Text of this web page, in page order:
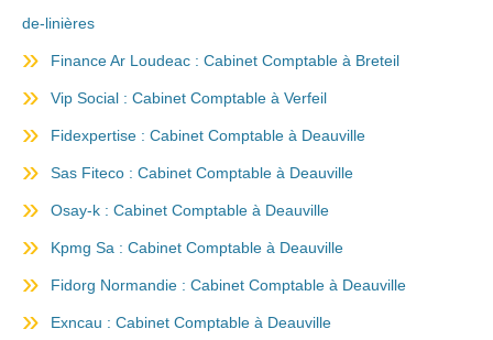
de-linières
Finance Ar Loudeac : Cabinet Comptable à Breteil
Vip Social : Cabinet Comptable à Verfeil
Fidexpertise : Cabinet Comptable à Deauville
Sas Fiteco : Cabinet Comptable à Deauville
Osay-k : Cabinet Comptable à Deauville
Kpmg Sa : Cabinet Comptable à Deauville
Fidorg Normandie : Cabinet Comptable à Deauville
Exncau : Cabinet Comptable à Deauville